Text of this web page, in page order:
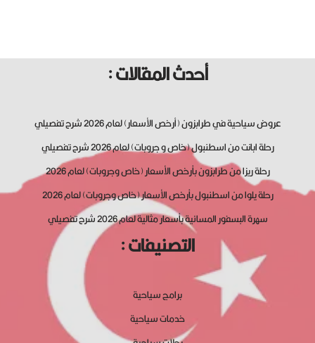
أحدث المقالات :
عروض سياحية في طرابزون (أرخص الأسعار) لعام 2026 شرح تفصيلي
رحلة ابانت من اسطنبول (خاص و جروبات) لعام 2026 شرح تفصيلي
رحلة ريزا من طرابزون بأرخص الأسعار (خاص وجروبات) لعام 2026
رحلة يلوا من اسطنبول بأرخص الأسعار (خاص وجروبات) لعام 2026
سهرة البسفور المسائية بأسعار مثالية لعام 2026 شرح تفصيلي
التصنيفات :
برامج سياحية
خدمات سياحية